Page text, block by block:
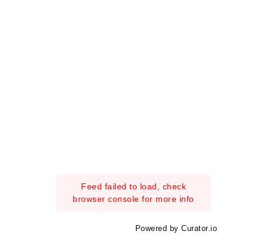
Feed failed to load, check
browser console for more info
Powered by Curator.io